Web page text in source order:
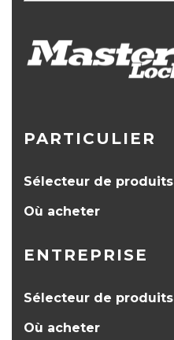
PARTICULIER
Sélecteur de produits
Où acheter
ENTREPRISE
Sélecteur de produits
Où acheter